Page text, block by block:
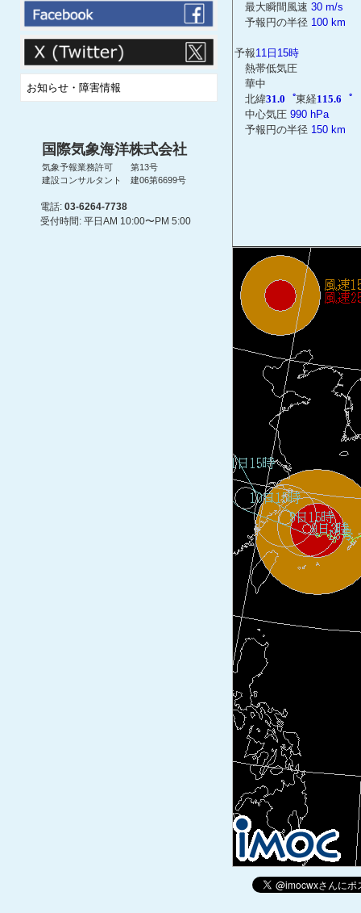
最大瞬間風速 30 m/s
予報円の半径 100 km
予報11日15時
熱帯低気圧
華中
北緯31.0゜東経115.6゜
中心気圧 990 hPa
予報円の半径 150 km
お知らせ・障害情報
国際気象海洋株式会社
気象予報業務許可 第13号
建設コンサルタント 建06第6699号
電話: 03-6264-7738
受付時間: 平日AM 10:00〜PM 5:00